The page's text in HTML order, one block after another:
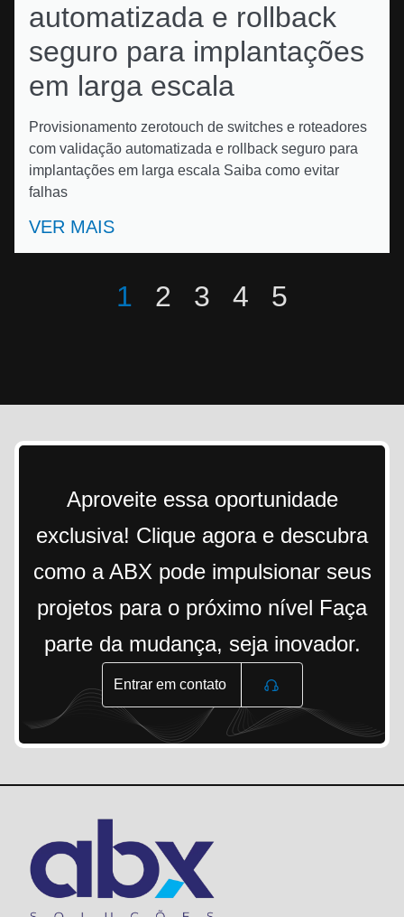
automatizada e rollback
seguro para implantações
em larga escala
Provisionamento zerotouch de switches e roteadores
com validação automatizada e rollback seguro para
implantações em larga escala Saiba como evitar
falhas
VER MAIS
1 2 3 4 5
Aproveite essa oportunidade
exclusiva! Clique agora e descubra
como a ABX pode impulsionar seus
projetos para o próximo nível Faça
parte da mudança, seja inovador.
Entrar em contato